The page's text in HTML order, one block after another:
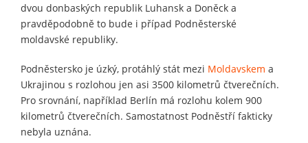
dvou donbaských republik Luhansk a Doněck a
pravděpodobně to bude i případ Podněsterské
moldavské republiky.
Podněstersko je úzký, protáhlý stát mezi Moldavskem a
Ukrajinou s rozlohou jen asi 3500 kilometrů čtverečních.
Pro srovnání, například Berlín má rozlohu kolem 900
kilometrů čtverečních. Samostatnost Podněstří fakticky
nebyla uznána.